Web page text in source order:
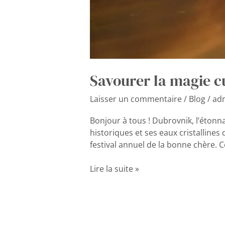
Savourer la magie
Laisser un commentaire/ Blog/
Bonjour à tous ! Dubrovnik,
historiques et ses eaux cristallines
festival annuel de la bonne chère.
Lire la suite »